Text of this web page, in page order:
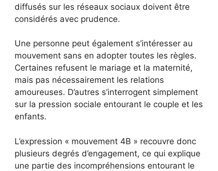
diffusés sur les réseaux sociaux doivent être
considérés avec prudence.
Une personne peut également s’intéresser au
mouvement sans en adopter toutes les règles.
Certaines refusent le mariage et la maternité,
mais pas nécessairement les relations
amoureuses. D’autres s’interrogent simplement
sur la pression sociale entourant le couple et les
enfants.
L’expression « mouvement 4B » recouvre donc
plusieurs degrés d’engagement, ce qui explique
une partie des incompréhensions entourant le